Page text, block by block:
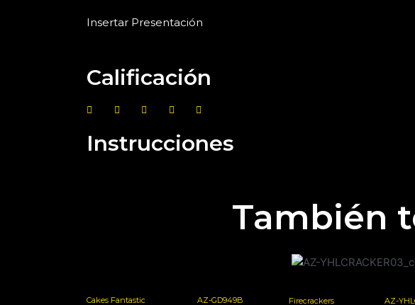
Insertar Presentación
Calificación
Instrucciones
También
Cakes Fantastic
AZ-GD949B Firecrackers AZ-